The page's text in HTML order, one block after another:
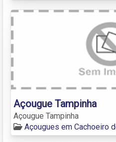
Açougue Tampinha
Açougue Tampinha
Açougues em Cachoeiro